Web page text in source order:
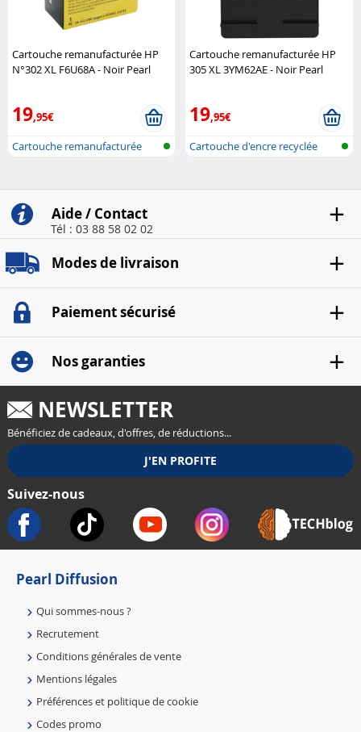
Cartouche remanufacturée HP
N°302 XL F6U68A - Noir Pearl
19,95€
Cartouche remanufacturée
Cartouche remanufacturée HP
305 XL 3YM62AE - Noir Pearl
19,95€
Cartouche d'encre recyclée
Aide / Contact
Tél : 03 88 58 02 02
Modes de livraison
Paiement sécurisé
Nos garanties
NEWSLETTER
Bénéficiez de cadeaux, d'offres, de réductions...
Suivez-nous
Pearl Diffusion
Qui sommes-nous ?
Recrutement
Conditions générales de vente
Mentions légales
Préférences et politique de cookie
Codes promo